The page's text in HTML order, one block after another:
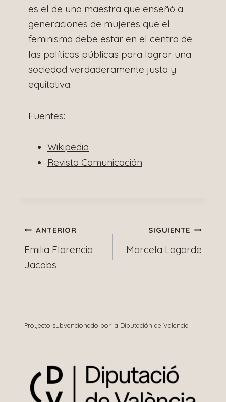
es el de una maestra que enseñó a
generaciones de mujeres que el
feminismo debe estar en el centro de
las políticas públicas para lograr una
sociedad verdaderamente justa y
equitativa.
Fuentes:
Wikipedia
Revista Comunicación
Navegación
de
ANTERIOR
Emilia Florencia
Jacobs
SIGUIENTE
Marcela Lagarde
Proyecto subvencionado por la Diputación de Valencia